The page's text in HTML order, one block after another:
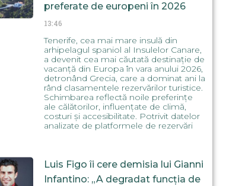
preferate de europeni în 2026
13:46
Tenerife, cea mai mare insulă din
arhipelagul spaniol al Insulelor Canare,
a devenit cea mai căutată destinație de
vacanță din Europa în vara anului 2026,
detronând Grecia, care a dominat ani la
rând clasamentele rezervărilor turistice.
Schimbarea reflectă noile preferințe
ale călătorilor, influențate de climă,
costuri și accesibilitate. Potrivit datelor
analizate de platformele de rezervări
Luis Figo îi cere demisia lui Gianni
Infantino: „A degradat funcția de